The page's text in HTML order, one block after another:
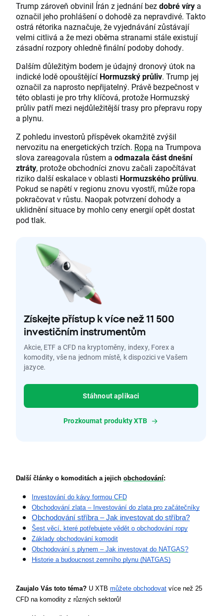
Trump zároveň obvinil Írán z jednání bezdobré víry a
označil jeho prohlášení o dohodě za nepravdivé. Takto
ostrá rétorika naznačuje, že vyjednávání zůstávají
velmi citlivá a že mezi oběma stranami stále existují
zásadní rozpory ohledně finální podoby dohody.
Dalším důležitým bodem je údajný dronový útok na
indické lodě opouštějící Hormuzský průliv. Trump jej
označil za naprosto nepřijatelný. Právě bezpečnost v
této oblasti je pro trhy klíčová, protože Hormuzský
průliv patří mezi nejdůležitější trasy pro přepravu ropy
a plynu.
Z pohledu investorů příspěvek okamžitě zvýšil
nervozitu na energetických trzích. Ropa na Trumpova
slova zareagovala růstem a odmazala část dnešní
ztráty, protože obchodníci znovu začali započítávat
riziko další eskalace v oblasti Hormuzského průlivu.
Pokud se napětí v regionu znovu vyostří, může ropa
pokračovat v růstu. Naopak potvrzení dohody a
uklidnění situace by mohlo ceny energií opět dostat
pod tlak.
Získejte přístup k více než 11 500
investičním instrumentům
Akcie, ETF a CFD na kryptoměny, indexy, Forex a
komodity, vše na jednom místě, k dispozici ve Vašem
jazyce.
Stáhnout aplikaci
Prozkoumat produkty XTB
Další články o komoditách a jejich obchodování:
Investování do kávy formou CFD
Obchodování zlata – Investování do zlata pro začátečníky
Obchodování stříbra – Jak investovat do stříbra?
Šest věcí, které potřebujete vědět o obchodování ropy
Základy obchodování komodit
Obchodování s plynem – Jak investovat do NATGAS?
Historie a budoucnost zemního plynu (NATGAS)
Zaujalo Vás toto téma? U XTB můžete obchodovat více než 25
CFD na komodity z různých sektorů!